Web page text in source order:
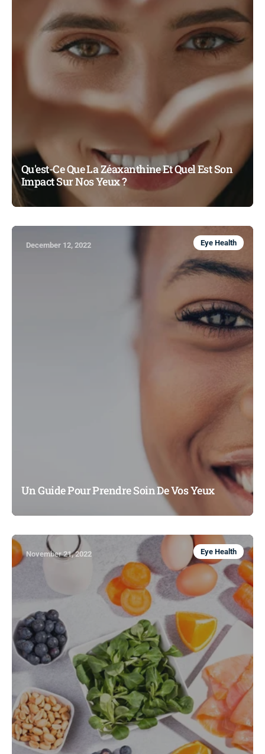
Qu'est-Ce Que La Zéaxanthine Et Quel Est Son
Impact Sur Nos Yeux ?
December 12, 2022 Eye Health
Un Guide Pour Prendre Soin De Vos Yeux
November 21, 2022 Eye Health